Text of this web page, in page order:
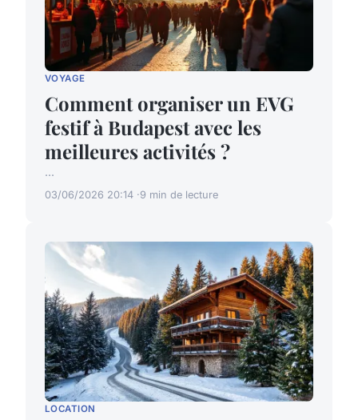
VOYAGE
Comment organiser un EVG
festif à Budapest avec les
meilleures activités ?
...
03/06/2026 20:14 9 min de lecture
LOCATION